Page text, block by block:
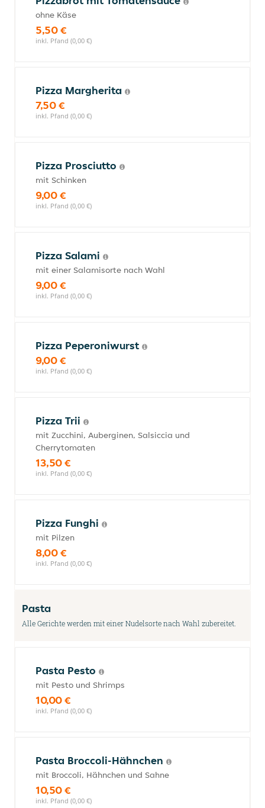
ohne Käse
5,50 €
inkl. Pfand (0,00 €)
Pizza Margherita
7,50 €
inkl. Pfand (0,00 €)
Pizza Prosciutto
mit Schinken
9,00 €
inkl. Pfand (0,00 €)
Pizza Salami
mit einer Salamisorte nach Wahl
9,00 €
inkl. Pfand (0,00 €)
Pizza Peperoniwurst
9,00 €
inkl. Pfand (0,00 €)
Pizza Trii
mit Zucchini, Auberginen, Salsiccia und
Cherrytomaten
13,50 €
inkl. Pfand (0,00 €)
Pizza Funghi
mit Pilzen
8,00 €
inkl. Pfand (0,00 €)
Pasta
Alle Gerichte werden mit einer Nudelsorte nach Wahl zubereitet.
Pasta Pesto
mit Pesto und Shrimps
10,00 €
inkl. Pfand (0,00 €)
Pasta Broccoli-Hähnchen
mit Broccoli, Hähnchen und Sahne
10,50 €
inkl. Pfand (0,00 €)